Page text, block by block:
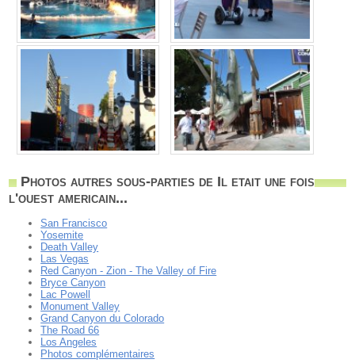
Photos autres sous-parties de Il etait une fois
l'ouest americain...
San Francisco
Yosemite
Death Valley
Las Vegas
Red Canyon - Zion - The Valley of Fire
Bryce Canyon
Lac Powell
Monument Valley
Grand Canyon du Colorado
The Road 66
Los Angeles
Photos complémentaires